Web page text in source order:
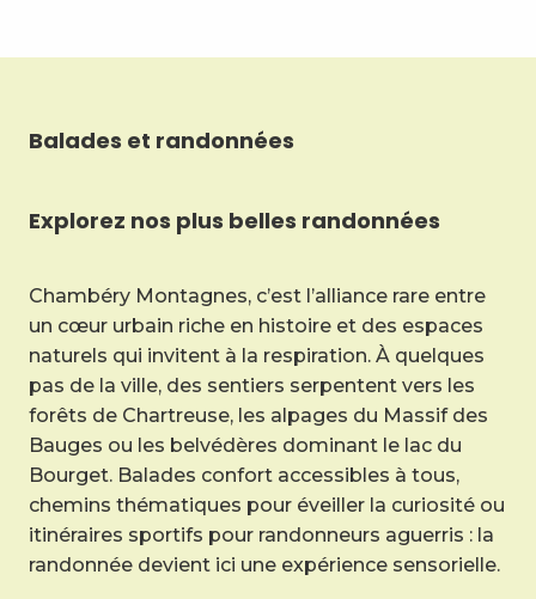
Balades et randonnées
Explorez nos plus belles randonnées
Chambéry Montagnes, c’est l’alliance rare entre
un cœur urbain riche en histoire et des espaces
naturels qui invitent à la respiration. À quelques
pas de la ville, des sentiers serpentent vers les
forêts de Chartreuse, les alpages du Massif des
Bauges ou les belvédères dominant le lac du
Bourget. Balades confort accessibles à tous,
chemins thématiques pour éveiller la curiosité ou
itinéraires sportifs pour randonneurs aguerris : la
randonnée devient ici une expérience sensorielle.